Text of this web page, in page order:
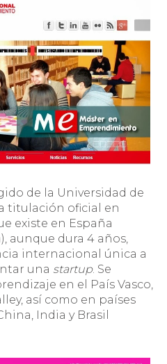
de la Universidad de
titulación oficial en
existe en España
aunque dura 4 años,
internacional única a
una startup. Se
en el País Vasco,
así como en países
India y Brasil